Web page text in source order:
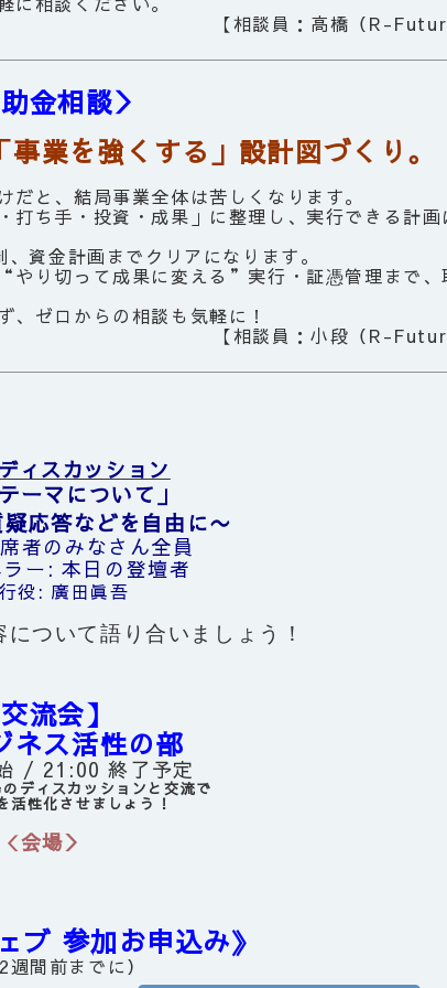
【相談員：高橋（R-
金相談＞
業を強くする」設計図づくり。
と、結局事業全体は苦しくなります。
打ち手・投資・成果」に整理し、実行できる計画
資金計画までクリアになります。
り切って成果に変える”実行・証憑管理まで、
、ゼロからの相談も気軽に！
【相談員：小段（R-
ィスカッション
ーマについて」
応答などを自由に〜
者のみなさん全員
ー: 本日の登壇者
役: 廣田眞吾
ついて語り合いましょう！
交流会】
ネス活性の部
/ 21:00 終了予定
ディスカッションと交流で
活性化させましょう！
＜会場＞
ブ 参加お申込み》
週間前までに）